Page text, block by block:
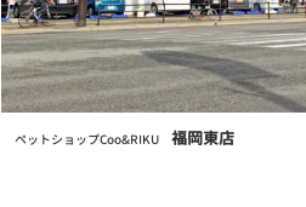
2025/11/14 お知らせ
2026年クーリクカレンダー全国の店舗に
2025/11/03 お知らせ
ペットショップCoo&RIKU 福岡東店